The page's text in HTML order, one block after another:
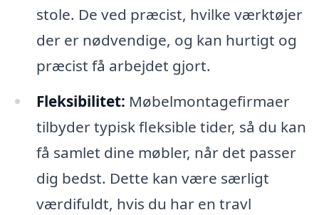
stole. De ved præcist, hvilke værktøjer
der er nødvendige, og kan hurtigt og
præcist få arbejdet gjort.
Fleksibilitet: Møbelmontagefirmaer
tilbyder typisk fleksible tider, så du kan
få samlet dine møbler, når det passer
dig bedst. Dette kan være særligt
værdifuldt, hvis du har en travl